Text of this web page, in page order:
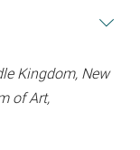
Kingdom, New
of Art,